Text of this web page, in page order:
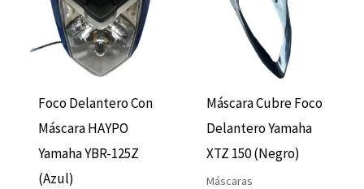
Foco Delantero Con
Máscara HAYPO
Yamaha YBR-125Z
(Azul)
Máscara Cubre Foco
Delantero Yamaha
XTZ 150 (Negro)
Máscaras